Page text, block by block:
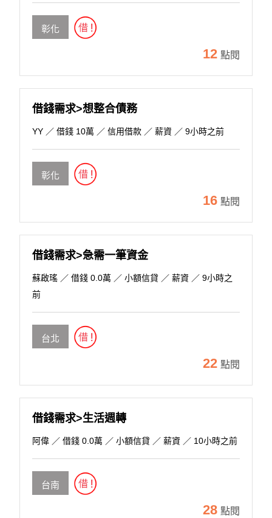
彰化
12 點閱
借錢需求>想整合債務
YY ／ 借錢 10萬 ／ 信用借款 ／ 薪資 ／ 9小時之前
彰化
16 點閱
借錢需求>急需一筆資金
蘇啟瑤 ／ 借錢 0.0萬 ／ 小額信貸 ／ 薪資 ／ 9小時之
前
台北
22 點閱
借錢需求>生活週轉
阿偉 ／ 借錢 0.0萬 ／ 小額信貸 ／ 薪資 ／ 10小時之前
台南
28 點閱